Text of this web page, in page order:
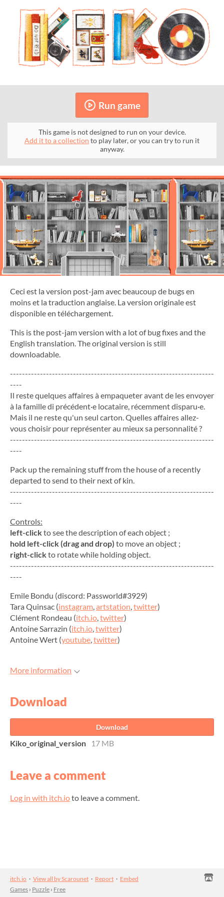
Run game
This game is not designed to run on your device.
Add it to a collection to play later, or you can try to run it
anyway.
Ceci est la version post-jam avec beaucoup de bugs en
moins et la traduction anglaise. La version originale est
disponible en téléchargement.
This is the post-jam version with a lot of bug fixes and the
English translation. The original version is still
downloadable.
--------------------------------------------------------------------
----
Il reste quelques affaires à empaqueter avant de les envoyer
à la famille di précédent·e locataire, récemment disparu·e.
Mais il ne reste qu'un seul carton. Quelles affaires allez-
vous choisir pour représenter au mieux sa personnalité ?
--------------------------------------------------------------------
----
Pack up the remaining stuff from the house of a recently
departed to send to their next of kin.
--------------------------------------------------------------------
----
Controls:
left-clickto see the description of each object ;
hold left-click (drag and drop) to move an object ;
right-clickto rotate while holding object.
--------------------------------------------------------------------
----
Emile Bondu (discord: Passworld#3929)
Tara Quinsac (instagram,artstation,twitter)
Clément Rondeau (itch.io,twitter)
Antoine Sarrazin (itch.io,twitter)
Antoine Wert (youtube,twitter)
More information
Download
Download
Kiko_original_version 17 MB
Leave a comment
Log in with itch.ioto leave a comment.
itch.io · View all by Scarounet · Report · Embed
Games › Puzzle › Free